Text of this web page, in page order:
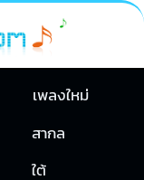
เพลงใหม่
สากล
ใต้